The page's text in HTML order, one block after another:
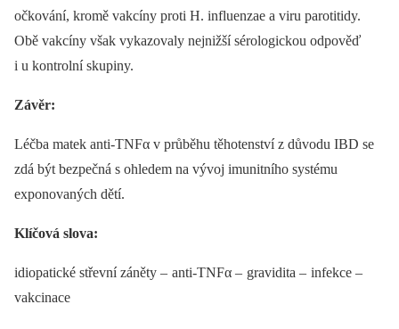
očkování, kromě vakcíny proti H. influenzae a viru parotitidy.
Obě vakcíny však vykazovaly nejnižší sérologickou odpověď
i u kontrolní skupiny.
Závěr:
Léčba matek anti-TNFα v průběhu těhotenství z důvodu IBD se
zdá být bezpečná s ohledem na vývoj imunitního systému
exponovaných dětí.
Klíčová slova:
idiopatické střevní záněty – anti-TNFα – gravidita – infekce –
vakcinace